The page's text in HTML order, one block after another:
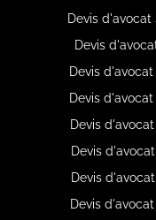
Devis
Devis
Devis
Devis
Devis
Devis
Devis
Devis